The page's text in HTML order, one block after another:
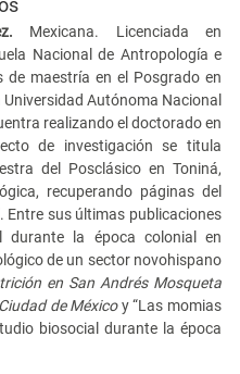
Mexicana. Licenciada en
Nacional de Antropología e
de maestría en el Posgrado en
Autónoma Nacional
realizando el doctorado en
de investigación se titula
del Posclásico en Toniná,
recuperando páginas del
Entre sus últimas publicaciones
durante la época colonial en
de un sector novohispano
en San Andrés Mosqueta
de Méxicoy “Las momias
biosocial durante la época